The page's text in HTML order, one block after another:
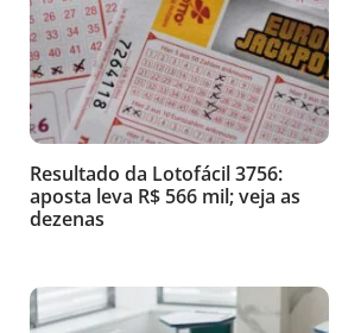
Resultado da Lotofácil 3756:
aposta leva R$ 566 mil; veja as
dezenas